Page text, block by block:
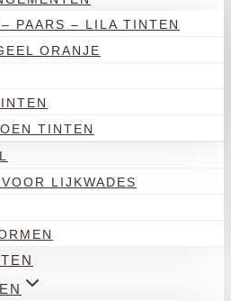
PAARS – LILA TINTEN
ORANJE
TINTEN
LIJKWADES